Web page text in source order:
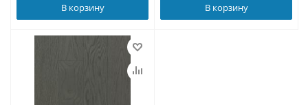
В корзину В корзину